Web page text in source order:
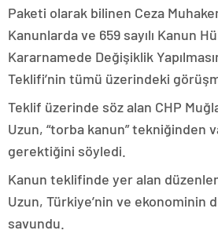
Paketi olarak bilinen Ceza
Kanunlarda ve 659 sayılı Kanun
Kararnamede Değişiklik
Teklifi’nin tümü üzerindeki
Teklif üzerinde söz alan CHP
Uzun, “torba kanun” tekniğinden
gerektiğini söyledi.
Kanun teklifinde yer alan
Uzun, Türkiye’nin ve ekonominin
savundu.